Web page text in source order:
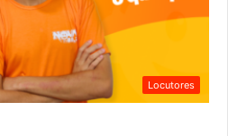
Locutores